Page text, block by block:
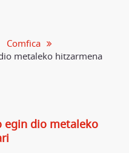
Comfica
metaleko hitzarmena
egin dio metaleko